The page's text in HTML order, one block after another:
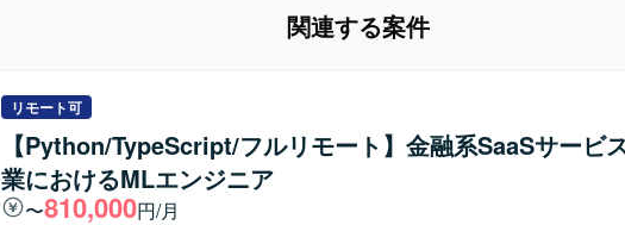
関連する案件
リモート可
【Python/TypeScript/フルリモート】金融系SaaSサービ
業におけるMLエンジニア
〜810,000円/月